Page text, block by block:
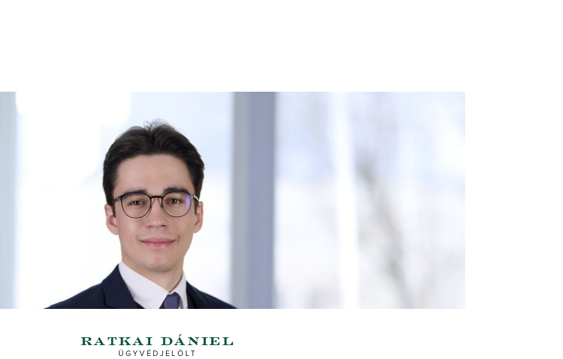
ratkai dániel
ÜGYVÉDJELÖLT